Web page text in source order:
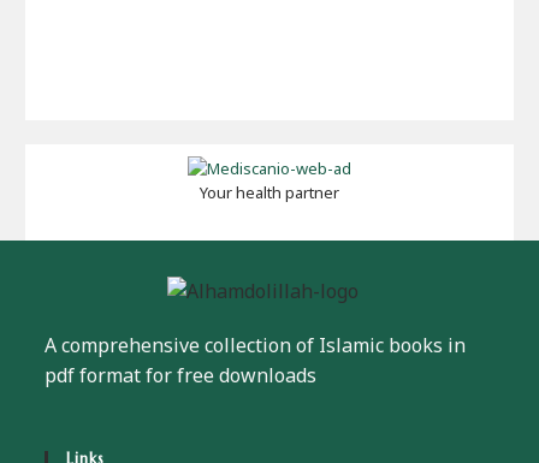
Your health partner
A comprehensive collection of Islamic books in
pdf format for free downloads
Links